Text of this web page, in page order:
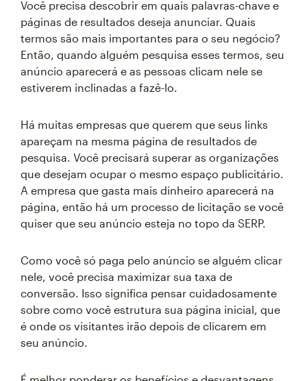
Você precisa descobrir em quais palavras-chave e
páginas de resultados deseja anunciar. Quais
termos são mais importantes para o seu negócio?
Então, quando alguém pesquisa esses termos, seu
anúncio aparecerá e as pessoas clicam nele se
estiverem inclinadas a fazê-lo.
Há muitas empresas que querem que seus links
apareçam na mesma página de resultados de
pesquisa. Você precisará superar as organizações
que desejam ocupar o mesmo espaço publicitário.
A empresa que gasta mais dinheiro aparecerá na
página, então há um processo de licitação se você
quiser que seu anúncio esteja no topo da SERP.
Como você só paga pelo anúncio se alguém clicar
nele, você precisa maximizar sua taxa de
conversão. Isso significa pensar cuidadosamente
sobre como você estrutura sua página inicial, que
é onde os visitantes irão depois de clicarem em
seu anúncio.